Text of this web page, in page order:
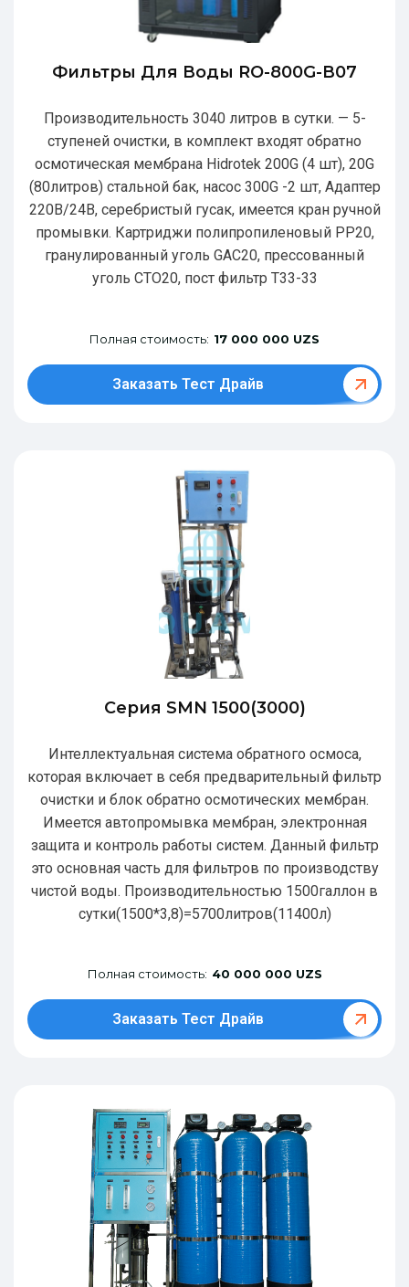
Фильтры Для Воды RO-800G-В07
Производительность 3040 литров в сутки. — 5-
ступеней очистки, в комплект входят обратно
осмотическая мембрана Hidrotek 200G (4 шт), 20G
(80литров) стальной бак, насос 300G -2 шт, Адаптер
220В/24В, серебристый гусак, имеется кран ручной
промывки. Картриджи полипропиленовый РР20,
гранулированный уголь GAC20, прессованный
уголь CTO20, пост фильтр T33-33
Полная стоимость: 17 000 000 UZS
Заказать Тест Драйв
Серия SMN 1500(3000)
Интеллектуальная система обратного осмоса,
которая включает в себя предварительный фильтр
очистки и блок обратно осмотических мембран.
Имеется автопромывка мембран, электронная
защита и контроль работы систем. Данный фильтр
это основная часть для фильтров по производству
чистой воды. Производительностью 1500галлон в
сутки(1500*3,8)=5700литров(11400л)
Полная стоимость: 40 000 000 UZS
Заказать Тест Драйв